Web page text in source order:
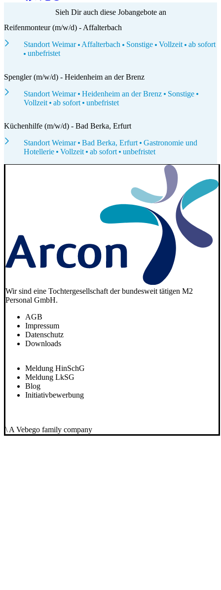
Sieh Dir auch diese Jobangebote an
Reifenmonteur (m/w/d) - Affalterbach
Standort Weimar
Affalterbach Sonstige Vollzeit
ab sofort
unbefristet
Spengler (m/w/d) - Heidenheim an der Brenz
Standort Weimar
Heidenheim an der Brenz
Sonstige
Vollzeit
ab sofort unbefristet
Küchenhilfe (m/w/d) - Bad Berka, Erfurt
Standort Weimar
Bad Berka, Erfurt
Gastronomie und
Hotellerie
Vollzeit ab sofort unbefristet
Wir sind eine Tochtergesellschaft der bundesweit tätigen M2
Personal GmbH.
AGB
Impressum
Datenschutz
Downloads
Meldung HinSchG
Meldung LkSG
Blog
Initiativbewerbung
\ A Vebego family company